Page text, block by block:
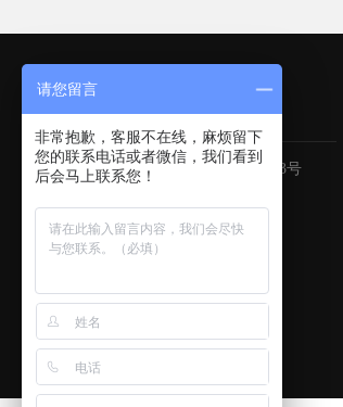
深圳福田区深南大道6013号
400-800-9385
请您留言
非常抱歉，客服不在线，麻烦留下
您的联系电话或者微信，我们看到
后会马上联系您！